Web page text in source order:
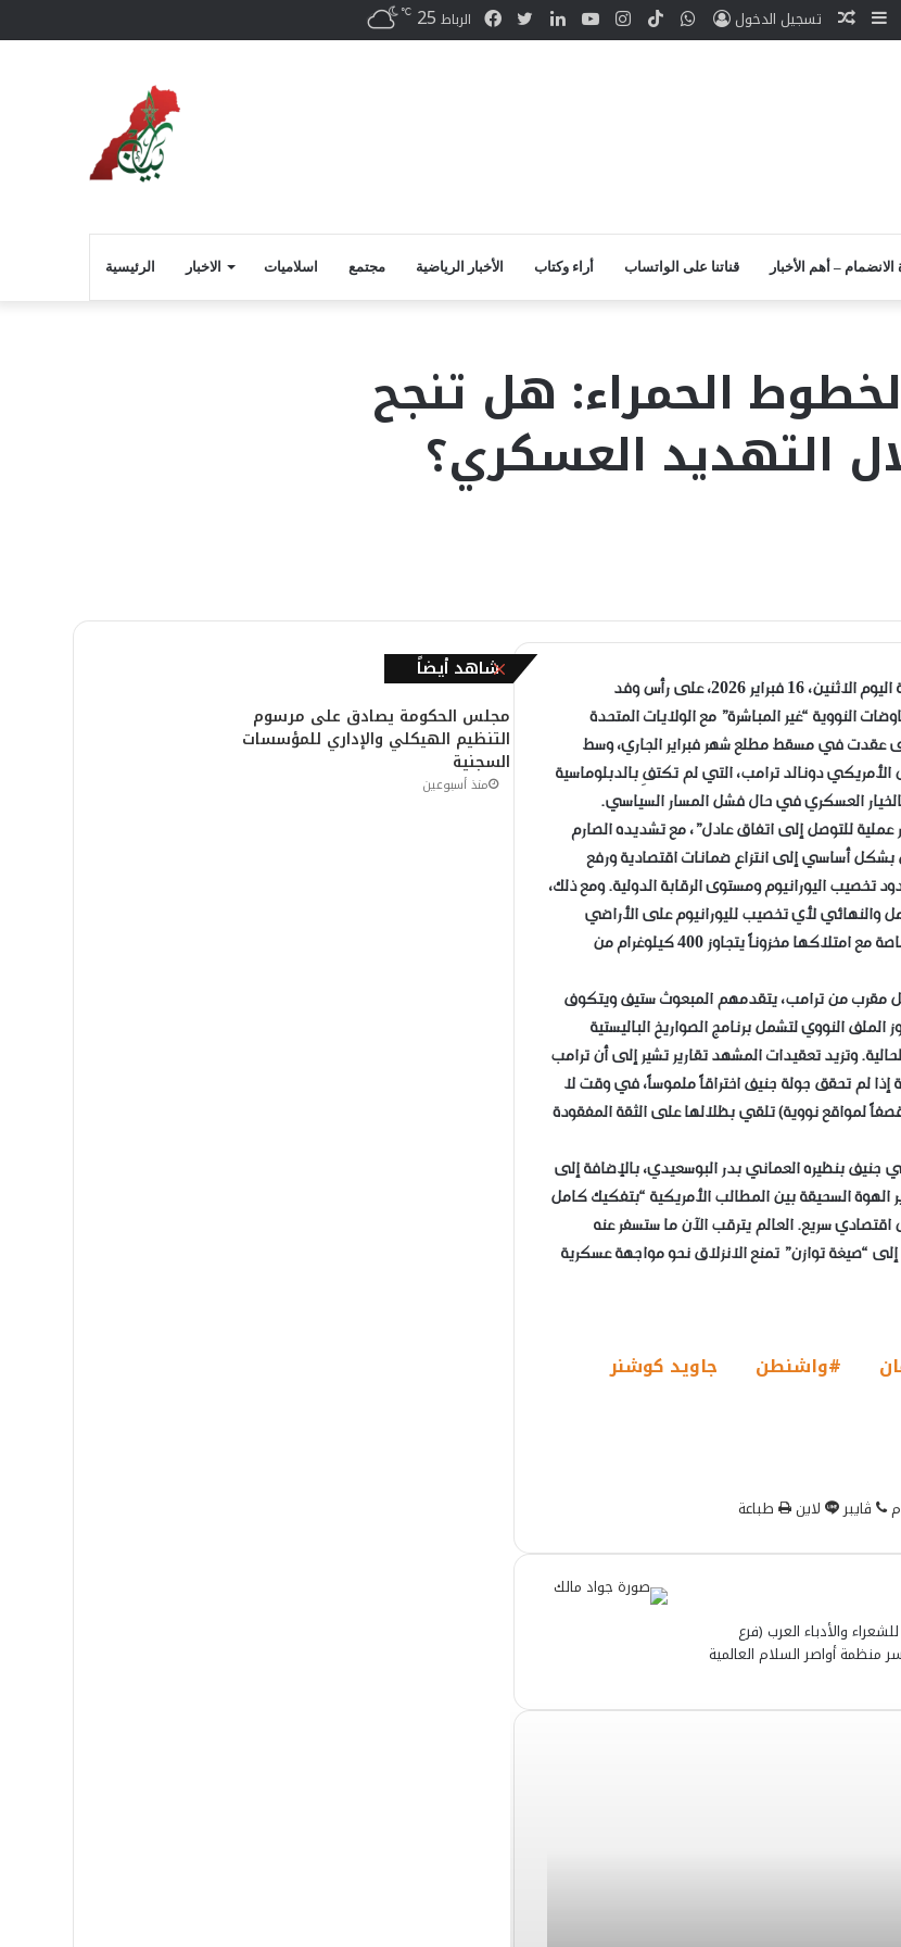
الوضع إضافة مقال
تسجيل الدخول واتسابTikTokانستقراميوتيوبلينكدإنتويتر فيسبوك
الرباط 25
℃
الرئيسية الاخبار اسلاميات مجتمع الأخبار الرياضية أراء وكتاب قناتنا على الواتساب الانضمام – أهم الأخبار
الحمراء: هل تنجح
التهديد العسكري؟
وصل وزير الخارجية الإيراني عباس عراقجي إلى مدينة جنيف السويسرية اليوم الاثنين، 16 فبراير 2026، على رأس وفد
النووية “غير المباشرة” مع الولايات المتحدة
عقدت في مسقط مطلع شهر فبراير الجاري، وسط
دونالد ترامب، التي لم تكتفِ بالدبلوماسية
العسكري في حال فشل المسار السياسي.
للتوصل إلى اتفاق عادل”، مع تشديده الصارم
أساسي إلى انتزاع ضمانات اقتصادية ورفع
تخصيب اليورانيوم ومستوى الرقابة الدولية. ومع ذلك،
والنهائي لأي تخصيب لليورانيوم على الأراضي
الإيرانية، وهو ما ترفضه طهران جملة وتفصيلاً معتبرة إياه حقاً سيادياً، خاصة مع امتلاكها مخزوناً يتجاوز 400 كيلوغرام من
مقرب من ترامب، يتقدمهم المبعوث ستيف ويتكوف
النووي لتشمل برنامج الصواريخ الباليستية
وتزيد تعقيدات المشهد تقارير تشير إلى أن ترامب
إذا لم تحقق جولة جنيف اختراقاً ملموساً، في وقت لا
الـ 12 يوماً” التي وقعت في يونيو 2025 (وشهدت قصفاً لمواقع نووية) تلقي بظلالها على الثقة المفقودة
بنظيره العماني بدر البوسعيدي، بالإضافة إلى
الهوة السحيقة بين المطالب الأمريكية “بتفكيك كامل
سريع. العالم يترقب الآن ما ستسفر عنه
“صيغة توازن” تمنع الانزلاق نحو مواجهة عسكرية
#واشنطن
جاويد كوشنر
ڤايبر لاين طباعة
والأدباء العرب (فرع
منظمة أواصر السلام العالمية
شاهد أيضاً
إ
غ
ل
ا
ق
مجلس الحكومة يصادق على مرسوم
التنظيم الهيكلي والإداري للمؤسسات
السجنية
منذ أسبوعين